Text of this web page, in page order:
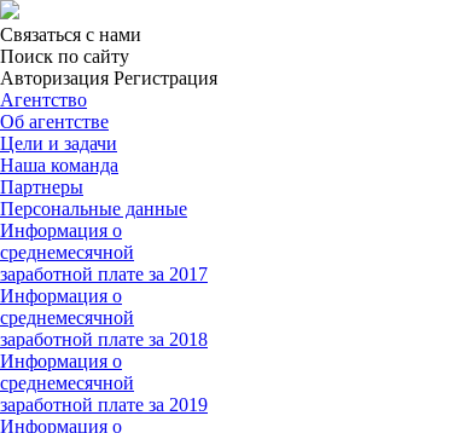
Связаться с нами
Поиск по сайту
Авторизация Регистрация
Агентство
Об агентстве
Цели и задачи
Наша команда
Партнеры
Персональные данные
Информация о
среднемесячной
заработной плате за 2017
Информация о
среднемесячной
заработной плате за 2018
Информация о
среднемесячной
заработной плате за 2019
Информация о